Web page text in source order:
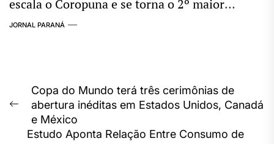
escala o Coropuna e se torna o 2º maior
conquistador de “Seismiles” do mundo
JORNAL PARANÁ
Navegação
de
Post
Previous
post:
Copa do Mundo terá três cerimônias de
abertura inéditas em Estados Unidos, Canadá
e México
Estudo Aponta Relação Entre Consumo de